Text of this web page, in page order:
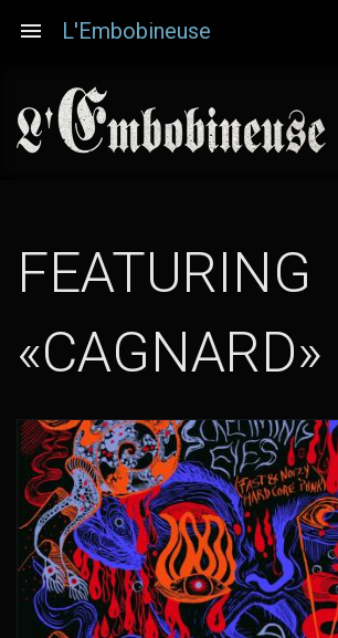
principal
L'Embobineuse
FEATURING
«CAGNARD»